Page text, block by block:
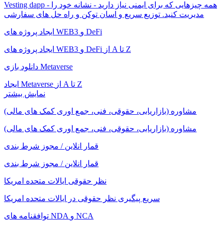
Vesting dapp - همه چیزهایی که برای ایمنی نیاز دارید - نشانه خود را
مدیریت کنید. توزیع سریع و اسان توکن و راه حل های سفارشی
ایجاد پروژه های WEB3 و DeFi
ایجاد پروژه های WEB3 و DeFi از A تا Z
دانلود بازی Metaverse
ایجاد Metaverse از A تا Z
نمایش بیشتر
مشاوره (بازاریابی، حقوقی، فنی، جمع اوری کمک های مالی)
مشاوره (بازاریابی، حقوقی، فنی، جمع اوری کمک های مالی)
قمار انلاین / مجوز شرط بندی
قمار انلاین / مجوز شرط بندی
نظر حقوقی ایالات متحده امریکا
سریع پیگیری نظر حقوقی در ایالات متحده امریکا
توافقنامه های NDA و NCA